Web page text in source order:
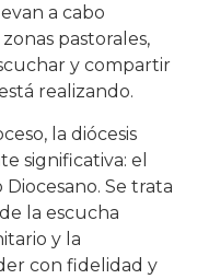
a cabo
pastorales,
y compartir
realizando.
la diócesis
significativa: el
Se trata
la escucha
y la
con fidelidad y